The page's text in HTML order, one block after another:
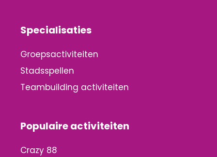
Specialisaties
Groepsactiviteiten
Stadsspellen
Teambuilding activiteiten
Populaire activiteiten
Crazy 88